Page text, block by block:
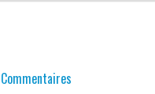
Commentaires